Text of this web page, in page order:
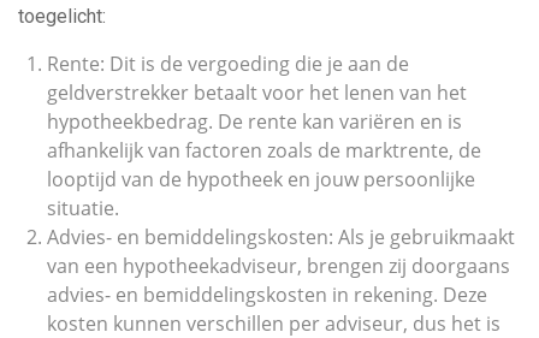
toegelicht:
Rente: Dit is de vergoeding die je aan de
geldverstrekker betaalt voor het lenen van het
hypotheekbedrag. De rente kan variëren en is
afhankelijk van factoren zoals de marktrente, de
looptijd van de hypotheek en jouw persoonlijke
situatie.
Advies- en bemiddelingskosten: Als je gebruikmaakt
van een hypotheekadviseur, brengen zij doorgaans
advies- en bemiddelingskosten in rekening. Deze
kosten kunnen verschillen per adviseur, dus het is